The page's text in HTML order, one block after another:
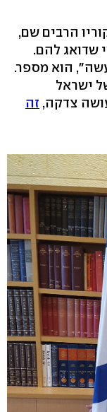
הרבים שם,
שדואג להם.
הוא מספר.
ישראל
צדקה, זה